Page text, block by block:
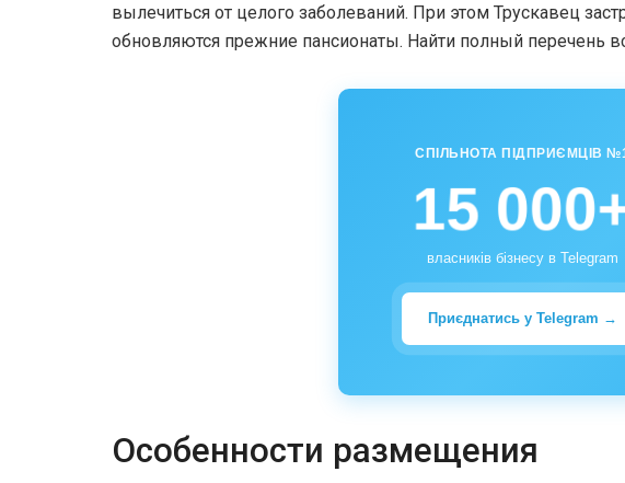
вылечиться от целого заболеваний. При этом Трускавец
обновляются прежние пансионаты. Найти полный перечень
СПІЛЬНОТА ПІДПРИЄМЦІВ
15
власників бізнесу в Telegram
Приєднатись у Telegram →
Особенности размещения